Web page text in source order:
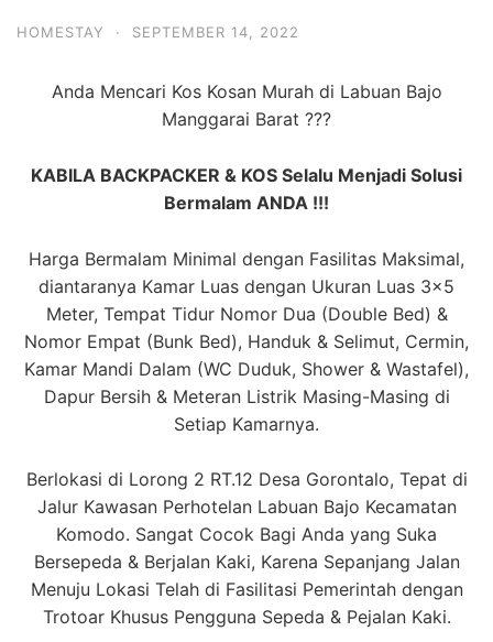
HOMESTAY · SEPTEMBER 14, 2022
Anda Mencari Kos Kosan Murah di Labuan Bajo
Manggarai Barat ???
KABILA BACKPACKER & KOS Selalu Menjadi Solusi
Bermalam ANDA !!!
Harga Bermalam Minimal dengan Fasilitas Maksimal,
diantaranya Kamar Luas dengan Ukuran Luas 3×5
Meter, Tempat Tidur Nomor Dua (Double Bed) &
Nomor Empat (Bunk Bed), Handuk & Selimut, Cermin,
Kamar Mandi Dalam (WC Duduk, Shower & Wastafel),
Dapur Bersih & Meteran Listrik Masing-Masing di
Setiap Kamarnya.
Berlokasi di Lorong 2 RT.12 Desa Gorontalo, Tepat di
Jalur Kawasan Perhotelan Labuan Bajo Kecamatan
Komodo. Sangat Cocok Bagi Anda yang Suka
Bersepeda & Berjalan Kaki, Karena Sepanjang Jalan
Menuju Lokasi Telah di Fasilitasi Pemerintah dengan
Trotoar Khusus Pengguna Sepeda & Pejalan Kaki.